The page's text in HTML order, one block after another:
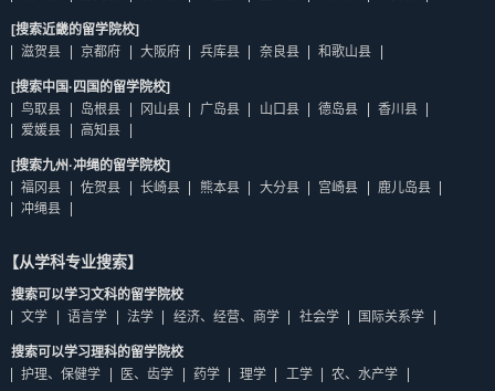
[搜索近畿的留学院校]
滋贺县
京都府 大阪府 兵库县 奈良县 和歌山县
[搜索中国·四国的留学院校]
鸟取县
岛根县 冈山县 广岛县 山口县 德岛县
香川县
爱媛县
高知县
[搜索九州·冲绳的留学院校]
福冈县
佐贺县 长崎县 熊本县 大分县 宫崎县
鹿儿岛县
冲绳县
【从学科专业搜索】
搜索可以学习文科的留学院校
文学
语言学 法学 经济、经营、商学 社会学 国际关系学
搜索可以学习理科的留学院校
护理、保健学
医、齿学 药学 理学 工学 农、水产学